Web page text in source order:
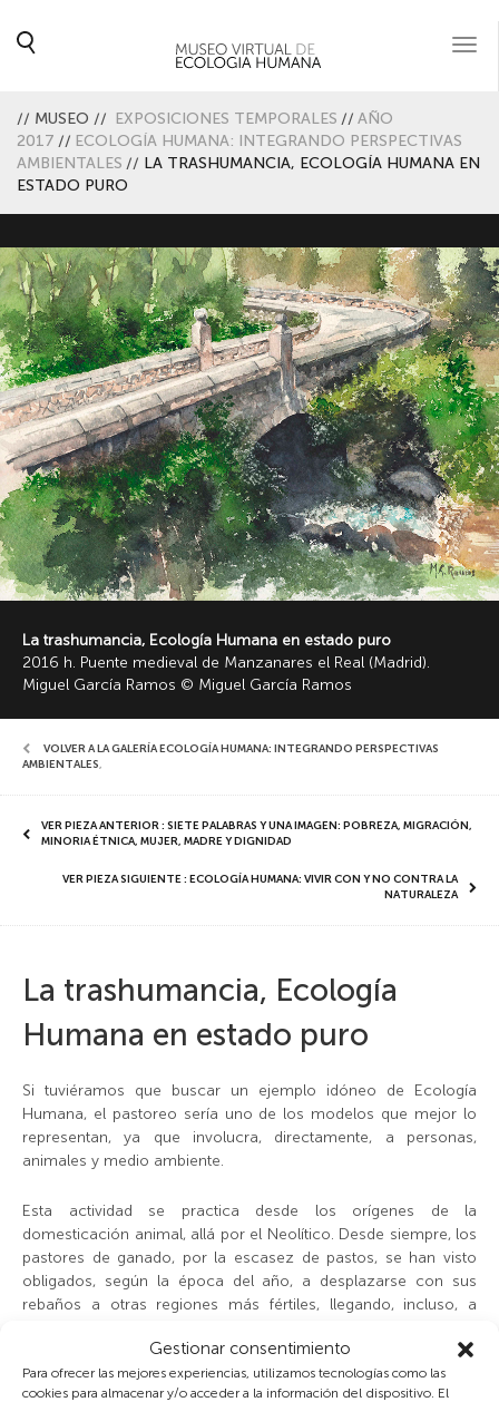
Gestionar consentimiento
Para ofrecer las mejores experiencias, utilizamos tecnologías como las
cookies para almacenar y/o acceder a la información del dispositivo. El
// MUSEO // EXPOSICIONES TEMPORALES // AÑO
2017 // ECOLOGÍA HUMANA: INTEGRANDO PERSPECTIVAS
AMBIENTALES // LA TRASHUMANCIA, ECOLOGÍA HUMANA EN
ESTADO PURO
La trashumancia, Ecología Humana en estado puro
2016 h. Puente medieval de Manzanares el Real (Madrid).
Miguel García Ramos © Miguel García Ramos
VOLVER A LA GALERÍA ECOLOGÍA HUMANA: INTEGRANDO PERSPECTIVAS
AMBIENTALES,
VER PIEZA ANTERIOR : SIETE PALABRAS Y UNA IMAGEN: POBREZA, MIGRACIÓN,
MINORIA ÉTNICA, MUJER, MADRE Y DIGNIDAD
VER PIEZA SIGUIENTE : ECOLOGÍA HUMANA: VIVIR CON Y NO CONTRA LA
NATURALEZA
La trashumancia, Ecología
Humana en estado puro
Si tuviéramos que buscar un ejemplo idóneo de Ecología
Humana, el pastoreo sería uno de los modelos que mejor lo
representan, ya que involucra, directamente, a personas,
animales y medio ambiente.
Esta actividad se practica desde los orígenes de la
domesticación animal, allá por el Neolítico. Desde siempre, los
pastores de ganado, por la escasez de pastos, se han visto
obligados, según la época del año, a desplazarse con sus
rebaños a otras regiones más fértiles, llegando, incluso, a
siglos, estos caminos se fueron estableciendo de forma fija,
creándose las vías pecuarias y, por tanto, la Trashumancia.